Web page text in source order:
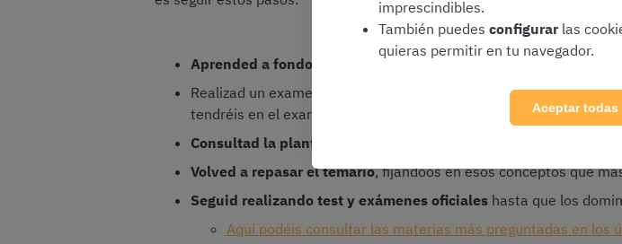
Aprended a fondo el temario, repasándolo con esquemas
Realizad un examen oficial,
respondiendo a las preguntas sin
tendréis en el examen real
Consultad la plantilla correctora
Volved a repasar el temario, fijándoos en esos conceptos que
Seguid realizando test y exámenes oficiales hasta que los
Aquí podéis consultar las materias más preguntadas en los
imprescindibles.
También puedes configurar las
quieras permitir en tu navegador.
Aceptar todas